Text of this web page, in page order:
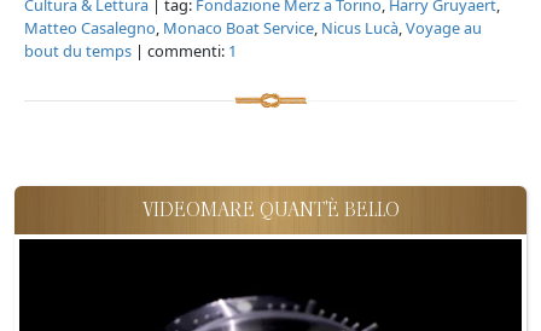
Cultura & Lettura | tag: Fondazione Merz a Torino, Harry Gruyaert,
Matteo Casalegno, Monaco Boat Service, Nicus Lucà,Voyage au
bout du temps | commenti: 1
VIDEOMARE QUANT'È BELLO